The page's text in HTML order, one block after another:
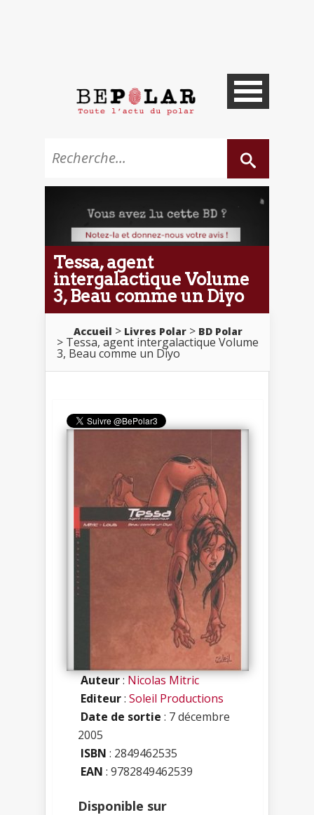
Tessa, agent
intergalactique Volume
3, Beau comme un Diyo
Accueil Livres Polar BD Polar
Tessa, agent intergalactique Volume
3, Beau comme un Diyo
Auteur:Nicolas Mitric
Editeur: Soleil Productions
Date de sortie : 7 décembre
2005
ISBN : 2849462535
EAN : 9782849462539
Disponible sur